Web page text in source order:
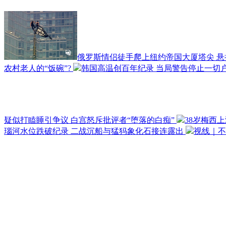
俄罗斯情侣徒手爬上纽约帝国大厦塔尖
农村老人的“饭碗”?
韩国高温创百年纪录 当局警告停止一切
疑似打瞌睡引争议 白宫怒斥批评者“堕落的白痴”
38岁梅西
瑙河水位跌破纪录 二战沉船与猛犸象化石接连露出
视线｜